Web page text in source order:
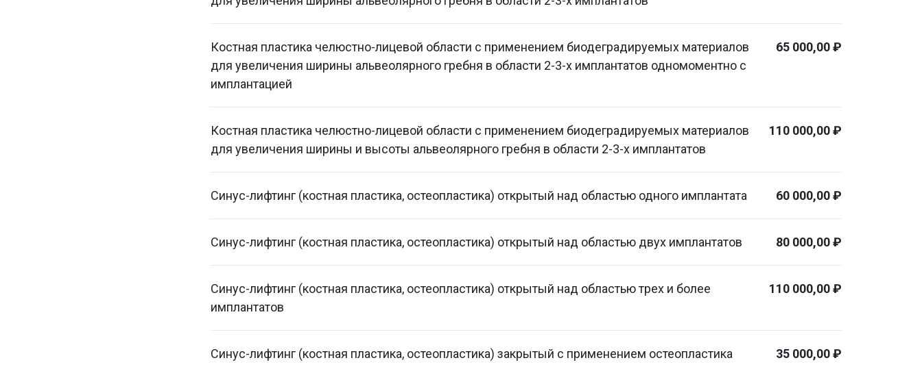
Костная пластика челюстно-лицевой области с применением биодеградируемых материалов
для увеличения ширины альвеолярного гребня в области 2-3-х имплантатов одномоментно с
имплантацией
65 000,00 ₽
Костная пластика челюстно-лицевой области с применением биодеградируемых материалов
для увеличения ширины и высоты альвеолярного гребня в области 2-3-х имплантатов
110 000,00 ₽
Синус-лифтинг (костная пластика, остеопластика) открытый над областью одного имплантата 60 000,00 ₽
Синус-лифтинг (костная пластика, остеопластика) открытый над областью двух имплантатов 80 000,00 ₽
Синус-лифтинг (костная пластика, остеопластика) открытый над областью трех и более
имплантатов
110 000,00 ₽
Синус-лифтинг (костная пластика, остеопластика) закрытый с применением остеопластика 35 000,00 ₽